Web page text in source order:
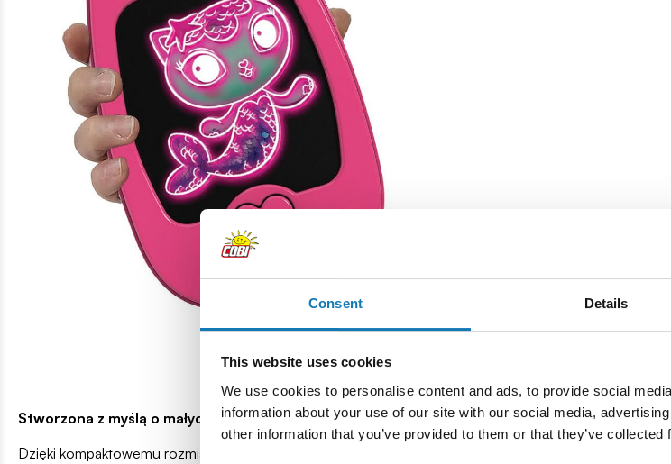
Consent Details
This website uses cookies
We use cookies to personalise content and ads, to provide social
information about your use of our site with our social media,
other information that you’ve provided to them or that they’ve
Stworzona z myślą o małych artystach w podróży
Dzięki kompaktowemu rozmiarowi i dołączonej smyczy, tablica z łatwością zmieści się w dziecięcych